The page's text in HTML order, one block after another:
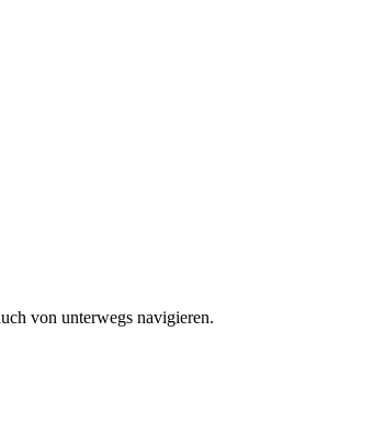
von unterwegs navigieren.